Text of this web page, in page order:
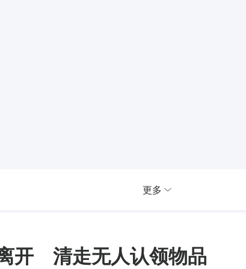
更多
开 清走无人认领物品